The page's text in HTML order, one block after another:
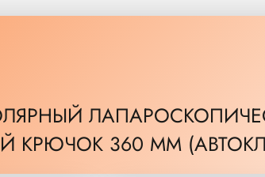
КРЮЧОК 360 ММ